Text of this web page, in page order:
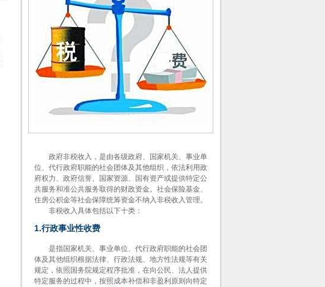
政府非税收入，是由各级政府、国家机关、事业单
位、代行政府职能的社会团体及其他组织，依法利用政
府权力、政府信誉、国家资源、国有资产或提供特定公
共服务和准公共服务取得的财政资金。社会保险基金、
住房公积金等社会保障统筹资金不纳入非税收入管理。
非税收入具体包括以下十类：
1.行政事业性收费
是指国家机关、事业单位、代行政府职能的社会团
体及其他组织根据法律、行政法规、地方性法规等有关
规定，依照国务院规定程序批准，在向公民、法人提供
特定服务的过程中，按照成本补偿和非盈利原则向特定